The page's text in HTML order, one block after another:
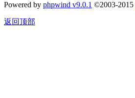
Powered by phpwind v9.0.1 ©2003-2015
返回顶部